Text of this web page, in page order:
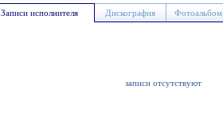
Записи исполнителя Дискография Фотоальбом
записи отсутствуют